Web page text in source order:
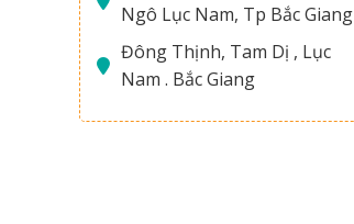
Ngô Lục Nam, Tp Bắc Giang
Đông Thịnh, Tam Dị , Lục
Nam . Bắc Giang